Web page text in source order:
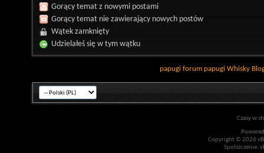
Gorący temat z nowymi postami
Gorący temat nie zawierający nowych postów
Wątek zamknięty
Udzielałeś się w tym wątku
papugi forum papugi Whisky
Czasy w
Copyright © 2026
Spolszczenie: